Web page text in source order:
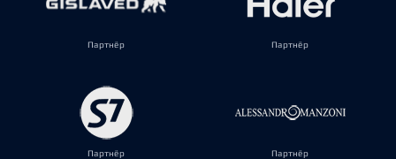
Партнёр Партнёр
Партнёр Партнёр